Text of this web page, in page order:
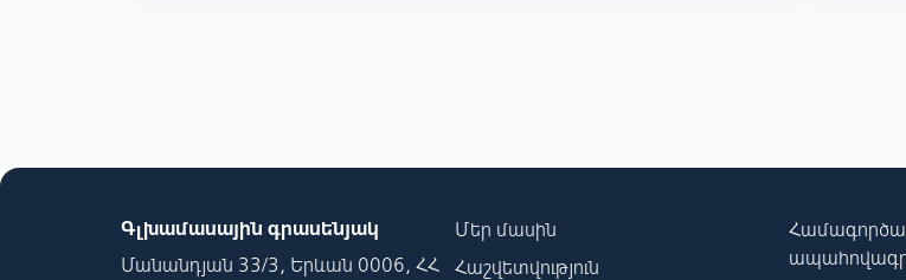
Գլխամասային գրասենյակ
Մանանդյան 33/3, Երևան 0006, ՀՀ
Մեր մասին
Հաշվետվություն